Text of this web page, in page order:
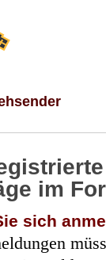
im
sich